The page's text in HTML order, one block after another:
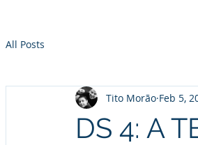
All Posts
DS 4: A
Tito Morão Feb 5,